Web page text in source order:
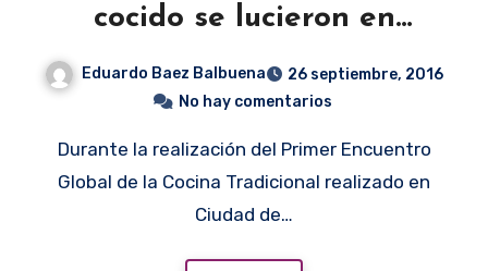
cocido se lucieron en
Eduardo Baez Balbuena
26 septiembre, 2016
No hay comentarios
Durante la realización del Primer Encuentro
Global de la Cocina Tradicional realizado en
Ciudad de…